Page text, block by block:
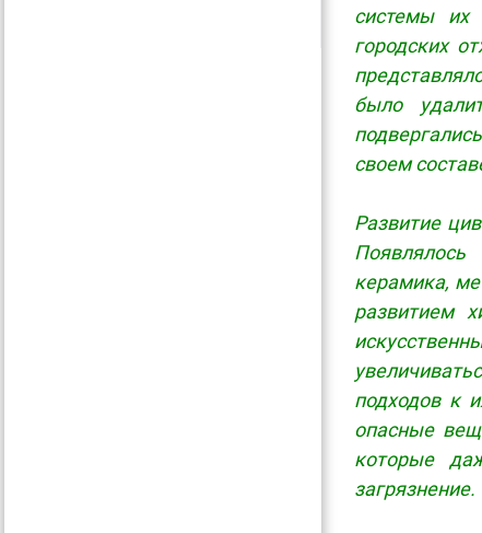
системы их
городских
было
своем
Развитие
керамика,
развитием
подходов к
опасные
которые
загрязнение.